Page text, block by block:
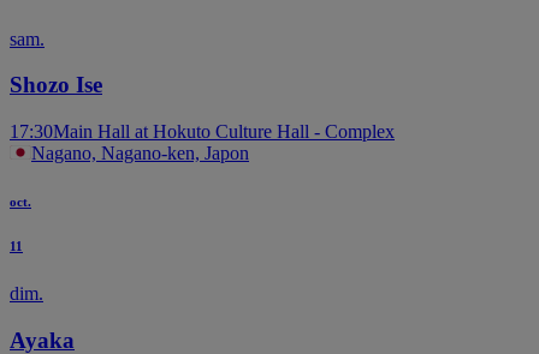
sam.
Shozo Ise
17:30Main Hall at Hokuto Culture Hall - Complex
Nagano, Nagano-ken, Japon
oct.
11
dim.
Ayaka